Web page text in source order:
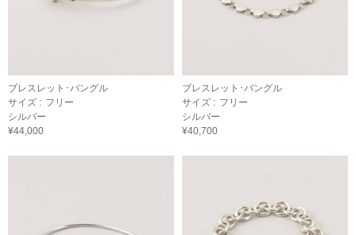
ブレスレット･バングル
サイズ : フリー
シルバー
¥44,000
ブレスレット･バングル
サイズ : フリー
シルバー
¥40,700